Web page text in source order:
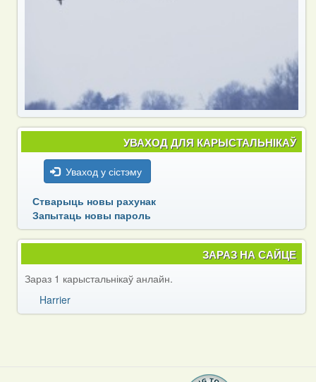
УВАХОД ДЛЯ КАРЫСТАЛЬНІКАЎ
Уваход у сістэму
Стварыць новы рахунак
Запытаць новы пароль
ЗАРАЗ НА САЙЦЕ
Зараз 1 карыстальнікаў анлайн.
Harrier